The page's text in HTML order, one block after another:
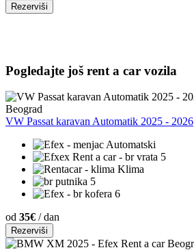
Rezerviši
Pogledajte još rent a car vozila
VW Passat karavan Automatik 2025 - 2026
Automatski
5
Klima
5
6
od 35€ / dan
Rezerviši